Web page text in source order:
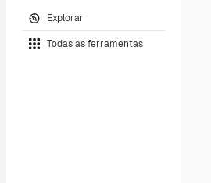
Explorar
Todas as ferramentas